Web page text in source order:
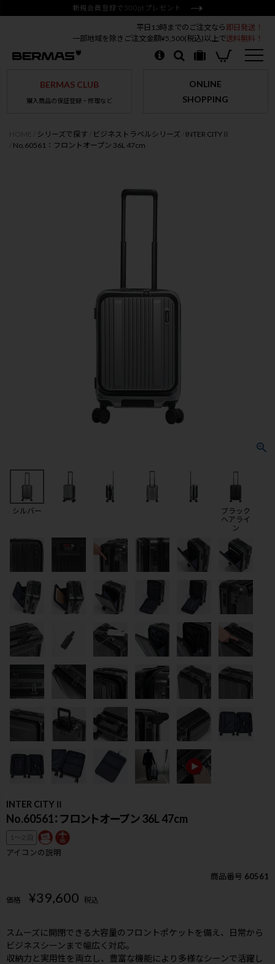
新規会員登録で500ptプレゼント
平日13時までのご注文なら 即日発送！
一部地域を除きご注文金額¥5,500(税込)以上で送料無料！
BERMAS CLUB
購入商品の保証登録・修理など
ONLINE
SHOPPING
シリーズで探す ビジネストラベルシリーズ
INTER CITYⅡ
No.60561：フロントオープン 36L 47cm
シルバー
ブラック
ヘアライ
ン
INTER CITYⅡ
No.60561：フロントオープン 36L 47cm
1〜2泊
アイコンの説明
商品番号 60561
価格 ¥39,600 税込
スムーズに開閉できる大容量のフロントポケットを備え、日常から
ビジネスシーンまで幅広く対応。
収納力と実用性を両立し、豊富な機能により多様なシーンで活躍し